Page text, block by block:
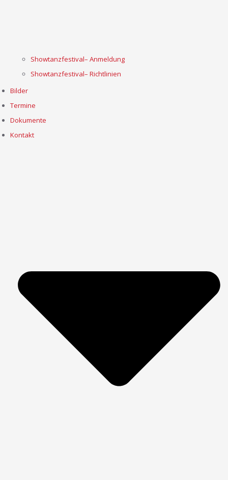
Showtanzfestival– Anmeldung
Showtanzfestival– Richtlinien
Bilder
Termine
Dokumente
Kontakt